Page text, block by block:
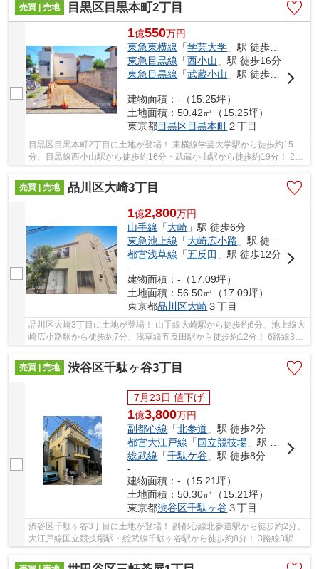
売買 | 売地
目黒区目黒本町2丁目
1億550万円
東急東横線 「学芸大学 」駅 徒歩15分
東急目黒線 「西小山 」駅 徒歩16分
東急目黒線 「武蔵小山 」駅 徒歩19分
-
建物面積：-（15.25坪）
土地面積：50.42㎡（15.25坪）
東京都目黒区目黒本町２丁目
目黒区目黒本町2丁目に土地が登場！ 東横線学芸大学駅から徒歩約15
分、目黒線西小山駅から徒歩約16分・武蔵小山駅から徒歩約19分！ 2路
売買 | 売地
品川区大崎3丁目
1億2,800万円
山手線 「大崎 」駅 徒歩6分
東急池上線 「大崎広小路 」駅 徒歩7分
都営浅草線 「五反田 」駅 徒歩12分
-
建物面積：-（17.09坪）
土地面積：56.50㎡（17.09坪）
東京都品川区大崎３丁目
品川区大崎3丁目に土地が登場！ 山手線大崎駅から徒歩約6分、池上線大
崎広小路駅から徒歩約7分、浅草線五反田駅から徒歩約12分！ 6路線3駅
売買 | 売地
渋谷区千駄ヶ谷3丁目
7月23日 値下げ
1億3,800万円
副都心線 「北参道 」駅 徒歩2分
都営大江戸線 「国立競技場 」駅 徒歩8分
総武線 「千駄ケ谷 」駅 徒歩8分
-
建物面積：-（15.21坪）
土地面積：50.30㎡（15.21坪）
東京都渋谷区千駄ヶ谷３丁目
渋谷区千駄ヶ谷3丁目に土地が登場！ 副都心線北参道駅から徒歩約2分、
大江戸線国立競技場駅・総武線千駄ヶ谷駅から徒歩約8分！ 3路線3駅利